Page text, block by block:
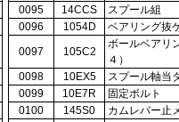
0095 14CCS スプール組
0096 1054D ベアリング抜
0097 105C2
ボールベアリ
４）
0098 10EX5 スプール軸当
0099 10E7R 固定ボルト
0100 145S0 カムレバー止